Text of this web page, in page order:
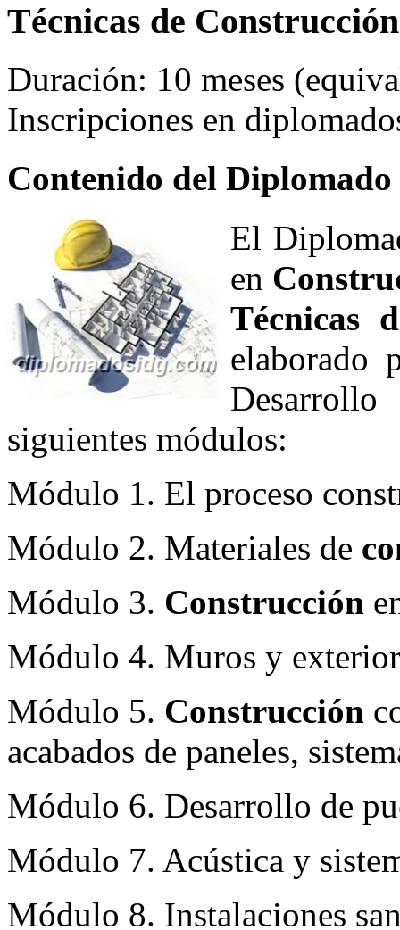
Técnicas de
Duración: 10 meses
Inscripciones en
Contenido del
El
en
Técnicas
elaborado
siguientes módulos:
Módulo 1. El proceso
Módulo 2. Materiales de
Módulo 3. Construcción
Módulo 4. Muros y
Módulo 5. Construcción
acabados de paneles,
Módulo 6. Desarrollo de
Módulo 7. Acústica y
Módulo 8. Instalaciones